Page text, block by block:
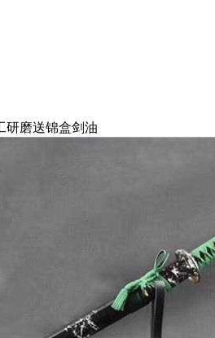
研磨送锦盒剑油